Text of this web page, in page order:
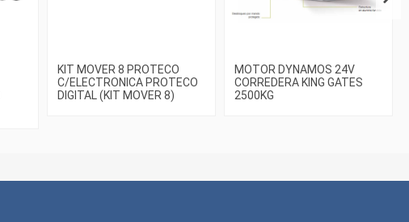
KIT MOVER 8 PROTECO
C/ELECTRONICA PROTECO
DIGITAL (KIT MOVER 8)
MOTOR DYNAMOS 24V
CORREDERA KING GATES
2500KG